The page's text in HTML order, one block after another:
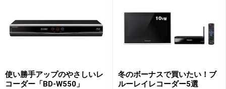
使い勝手アップのやさしいレ
コーダー「BD-W550」
冬のボーナスで買いたい！ブ
ルーレイレコーダー5選